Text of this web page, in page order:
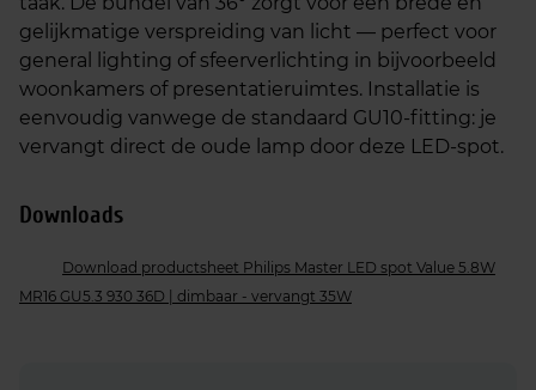
gelijkmatige verspreiding van licht — perfect voor
general lighting of sfeerverlichting in bijvoorbeeld
woonkamers of presentatieruimtes. Installatie is
eenvoudig vanwege de standaard GU10‑fitting: je
vervangt direct de oude lamp door deze LED‑spot.
Downloads
Download productsheet Philips Master LED spot Value 5.8W
MR16 GU5.3 930 36D | dimbaar - vervangt 35W